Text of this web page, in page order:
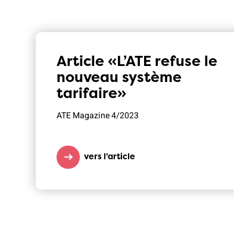
Article «L’ATE refuse le
nouveau système
tarifaire»
ATE Magazine 4/2023
vers l'article